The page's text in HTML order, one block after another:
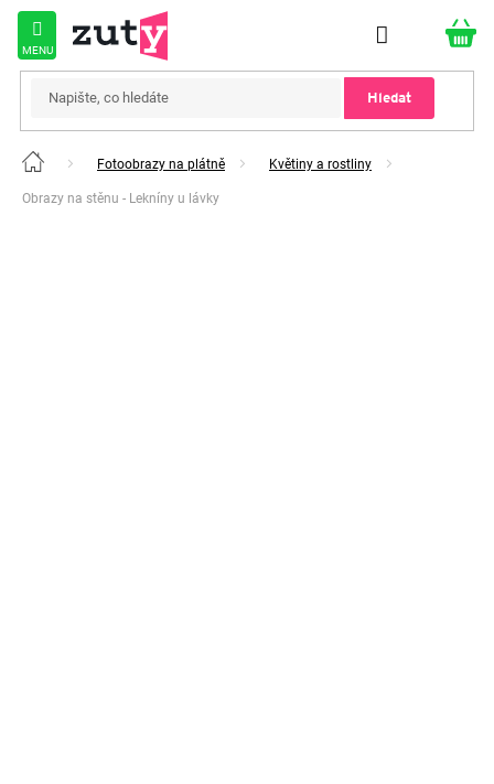
Přejít
obsah
Hledat
Domů Fotoobrazy na plátně Květiny a rostliny
Obrazy na stěnu - Lekníny u lávky